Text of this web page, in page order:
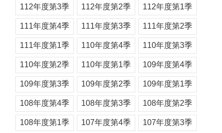
112年度第3季 112年度第2季 112年度第1季
111年度第4季 111年度第3季 111年度第2季
111年度第1季 110年度第4季 110年度第3季
110年度第2季 110年度第1季 109年度第4季
109年度第3季 109年度第2季 109年度第1季
108年度第4季 108年度第3季 108年度第2季
108年度第1季 107年度第4季 107年度第3季